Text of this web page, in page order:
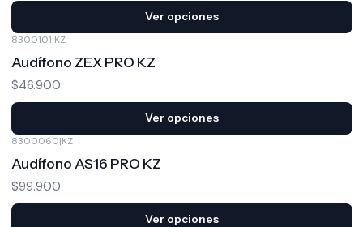
Ver opciones
8300101|KZ
Audífono ZEX PRO KZ
$46.900
Ver opciones
8300060|KZ
Audífono AS16 PRO KZ
$99.900
Ver opciones